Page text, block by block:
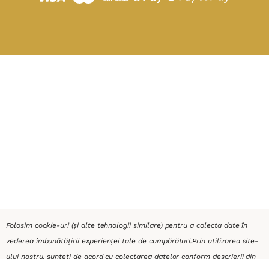
Folosim cookie-uri (și alte tehnologii similare) pentru a colecta date în
vederea îmbunătățirii experienței tale de cumpărături.Prin utilizarea site-
ului nostru, sunteți de acord cu colectarea datelor conform descrierii din